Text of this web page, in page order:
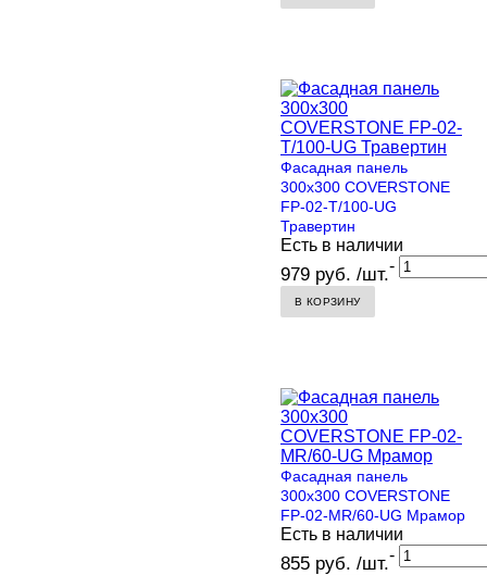
Фасадная панель
300х300 COVERSTONE
FP-02-T/100-UG
Травертин
Есть в наличии
979 руб. /шт.-
В КОРЗИНУ
Фасадная панель
300х300 COVERSTONE
FP-02-MR/60-UG Мрамор
Есть в наличии
855 руб. /шт.-